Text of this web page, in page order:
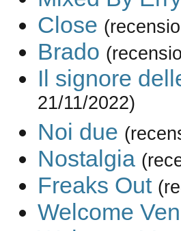
Close
Brado
Il signore
21/11/2022)
Noi due
Nostalgia
Freaks Out
Welcome